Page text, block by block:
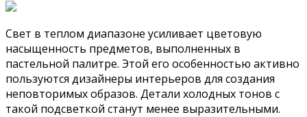
Свет в теплом диапазоне усиливает цветовую
насыщенность предметов, выполненных в
пастельной палитре. Этой его особенностью активно
пользуются дизайнеры интерьеров для создания
неповторимых образов. Детали холодных тонов с
такой подсветкой станут менее выразительными.